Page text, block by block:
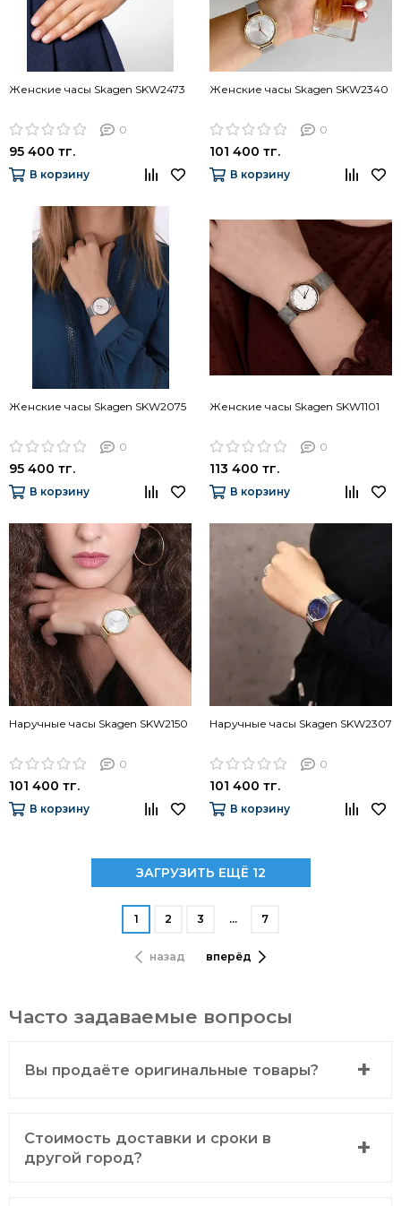
Женские часы Skagen SKW2473
0
95 400 тг.
В корзину
Женские часы Skagen SKW2340
0
101 400 тг.
В корзину
Женские часы Skagen SKW2075
0
95 400 тг.
В корзину
Женские часы Skagen SKW1101
0
113 400 тг.
В корзину
Наручные часы Skagen SKW2150
0
101 400 тг.
В корзину
Наручные часы Skagen SKW2307
0
101 400 тг.
В корзину
ЗАГРУЗИТЬ ЕЩЁ 12
назад
1 2 3 … 7
вперёд
Часто задаваемые вопросы
Вы продаёте оригинальные товары?
Стоимость доставки и сроки в
другой город?